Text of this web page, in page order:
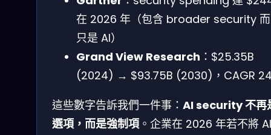
在 2026 年（包含 broader security
只是 AI）
Grand View Research ：$25.35B
(2024) → $93.75B (2030)，CAGR
這些數字告訴我們一件事： AI security 不再
選項，而是強制項 。企業在 2026 年若不將 AI